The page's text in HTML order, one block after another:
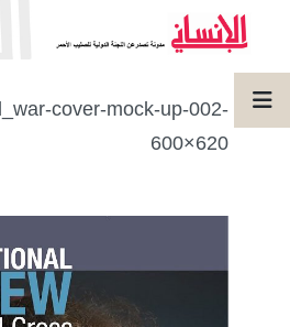
cover-mock-up-002-
600×620